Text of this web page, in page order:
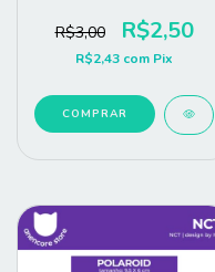
R$3,00 R$2,50
R$2,43 com Pix
COMPRAR